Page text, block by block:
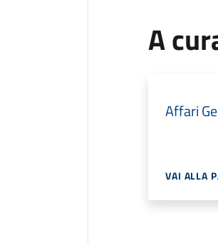
A
Affari
VAI ALLA